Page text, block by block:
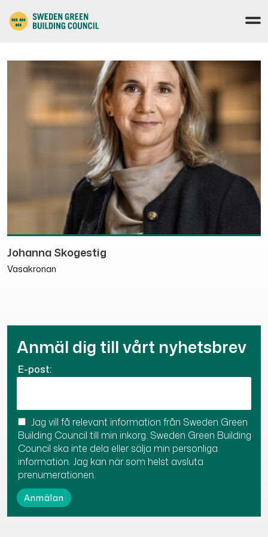
Johanna Skogestig
Vasakronan
Anmäl dig till vårt nyhetsbrev
E-post:
Jag vill få relevant information från Sweden Green
Building Council till min inkorg. Sweden Green Building
Council ska inte dela eller sälja min personliga
information. Jag kan när som helst avsluta
prenumerationen.